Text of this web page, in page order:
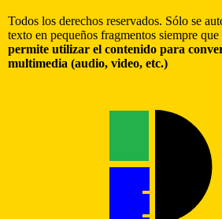
Todos los derechos reservados. Sólo se
texto en pequeños fragmentos siempre
permite utilizar el contenido para
multimedia (audio, video, etc.)